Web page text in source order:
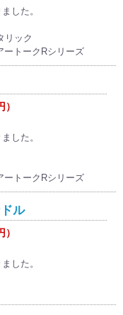
した。
リック
ートークRシリーズ
した。
ートークRシリーズ
ル
した。